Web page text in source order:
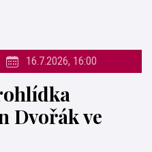
16.7.2026, 16:00
Dvořák ve